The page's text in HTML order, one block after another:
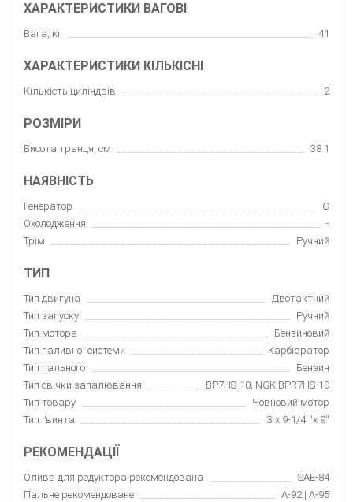
ХАРАКТЕРИСТИКИ ВАГОВІ
Вага, кг 41
ХАРАКТЕРИСТИКИ КІЛЬКІСНІ
Кількість циліндрів 2
РОЗМІРИ
Висота транця, см 38.1
НАЯВНІСТЬ
Генератор
Є
Охолодження
-
Трім
Ручний
ТИП
Тип двигуна
Двотактний
Тип запуску
Ручний
Тип мотора
Бензиновий
Тип паливної системи
Карбюратор
Тип пального
Бензин
Тип свічки запалювання
BP7HS-10; NGK BPR7HS-10
Тип товару
Човновий мотор
Тип ґвинта
3 x 9-1/4' 'x 9''
РЕКОМЕНДАЦІЇ
Олива для редуктора рекомендована
SAE-84
Пальне рекомендоване
A-92 | A-95